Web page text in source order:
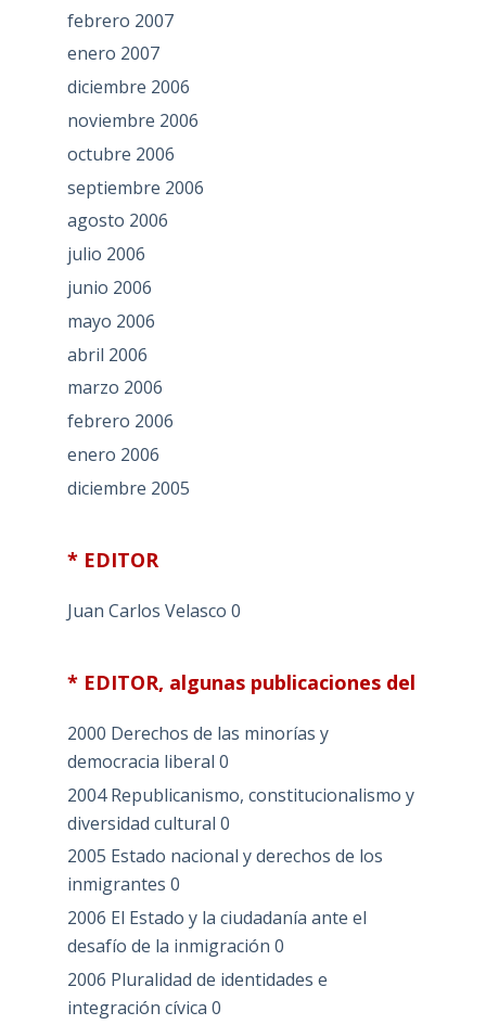
febrero 2007
enero 2007
diciembre 2006
noviembre 2006
octubre 2006
septiembre 2006
agosto 2006
julio 2006
junio 2006
mayo 2006
abril 2006
marzo 2006
febrero 2006
enero 2006
diciembre 2005
* EDITOR
Juan Carlos Velasco 0
* EDITOR, algunas publicaciones del
2000 Derechos de las minorías y
democracia liberal 0
2004 Republicanismo, constitucionalismo y
diversidad cultural 0
2005 Estado nacional y derechos de los
inmigrantes 0
2006 El Estado y la ciudadanía ante el
desafío de la inmigración 0
2006 Pluralidad de identidades e
integración cívica 0